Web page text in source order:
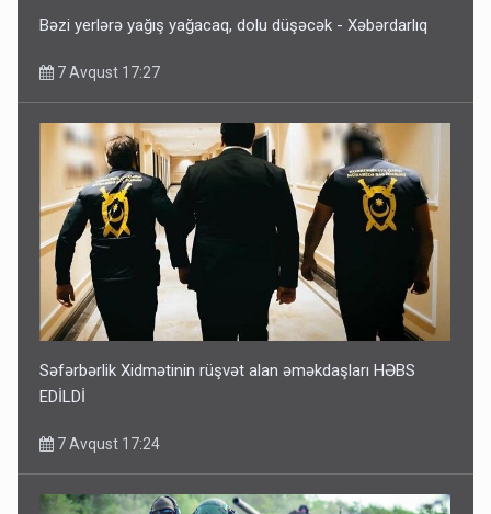
Bəzi yerlərə yağış yağacaq, dolu düşəcək - Xəbərdarlıq
7 Avqust 17:27
Səfərbərlik Xidmətinin rüşvət alan əməkdaşları HƏBS
EDİLDİ
7 Avqust 17:24